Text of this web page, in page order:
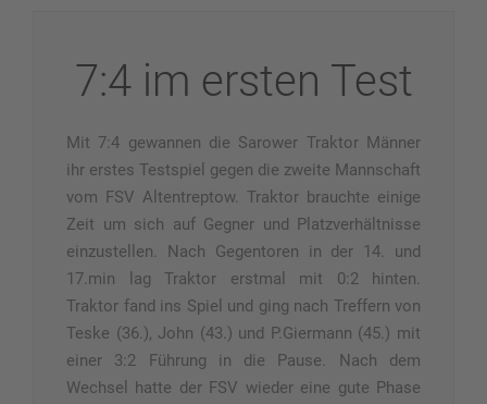
7:4 im ersten Test
Mit 7:4 gewannen die Sarower Traktor Männer
ihr erstes Testspiel gegen die zweite Mannschaft
vom FSV Altentreptow. Traktor brauchte einige
Zeit um sich auf Gegner und Platzverhältnisse
einzustellen. Nach Gegentoren in der 14. und
17.min lag Traktor erstmal mit 0:2 hinten.
Traktor fand ins Spiel und ging nach Treffern von
Teske (36.), John (43.) und P.Giermann (45.) mit
einer 3:2 Führung in die Pause. Nach dem
Wechsel hatte der FSV wieder eine gute Phase